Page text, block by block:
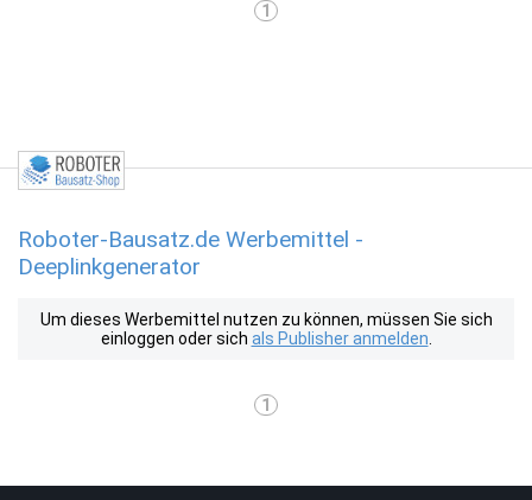
1
Roboter-Bausatz.de Werbemittel -
Deeplinkgenerator
Um dieses Werbemittel nutzen zu können, müssen Sie sich
einloggen oder sich als Publisher anmelden
1